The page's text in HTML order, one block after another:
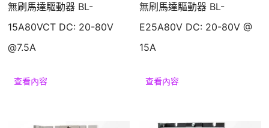
無刷馬達驅動器 BL-
15A80VCT DC: 20-80V
@7.5A
查看內容
無刷馬達驅動器 BL-
E25A80V DC: 20-80V @
15A
查看內容